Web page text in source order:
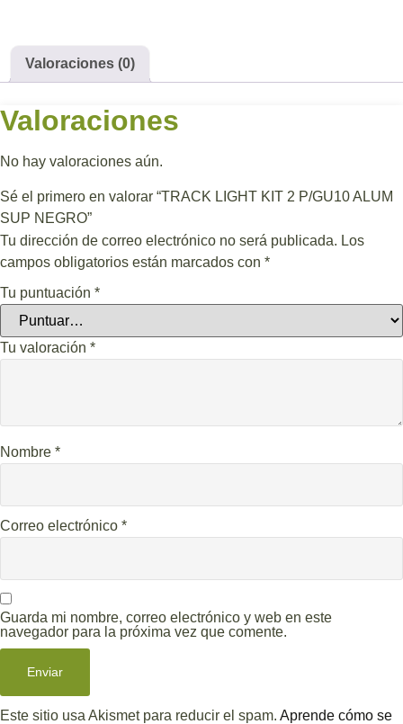
Valoraciones (0)
Valoraciones
No hay valoraciones aún.
Sé el primero en valorar “TRACK LIGHT KIT 2 P/GU10 ALUM
SUP NEGRO”
Tu dirección de correo electrónico no será publicada. Los
campos obligatorios están marcados con *
Tu puntuación *
Tu valoración *
Nombre *
Correo electrónico *
Guarda mi nombre, correo electrónico y web en este
navegador para la próxima vez que comente.
Este sitio usa Akismet para reducir el spam. Aprende cómo se